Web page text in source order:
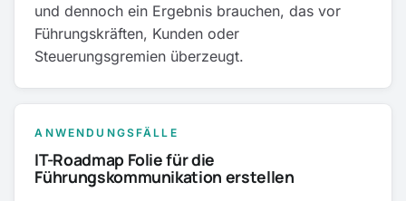
und dennoch ein Ergebnis brauchen, das vor
Führungskräften, Kunden oder
Steuerungsgremien überzeugt.
ANWENDUNGSFÄLLE
IT-Roadmap Folie für die
Führungskommunikation erstellen